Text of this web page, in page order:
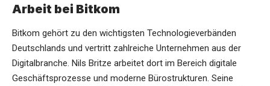
Arbeit bei Bitkom
Bitkom gehört zu den wichtigsten Technologieverbänden
Deutschlands und vertritt zahlreiche Unternehmen aus der
Digitalbranche. Nils Britze arbeitet dort im Bereich digitale
Geschäftsprozesse und moderne Bürostrukturen. Seine